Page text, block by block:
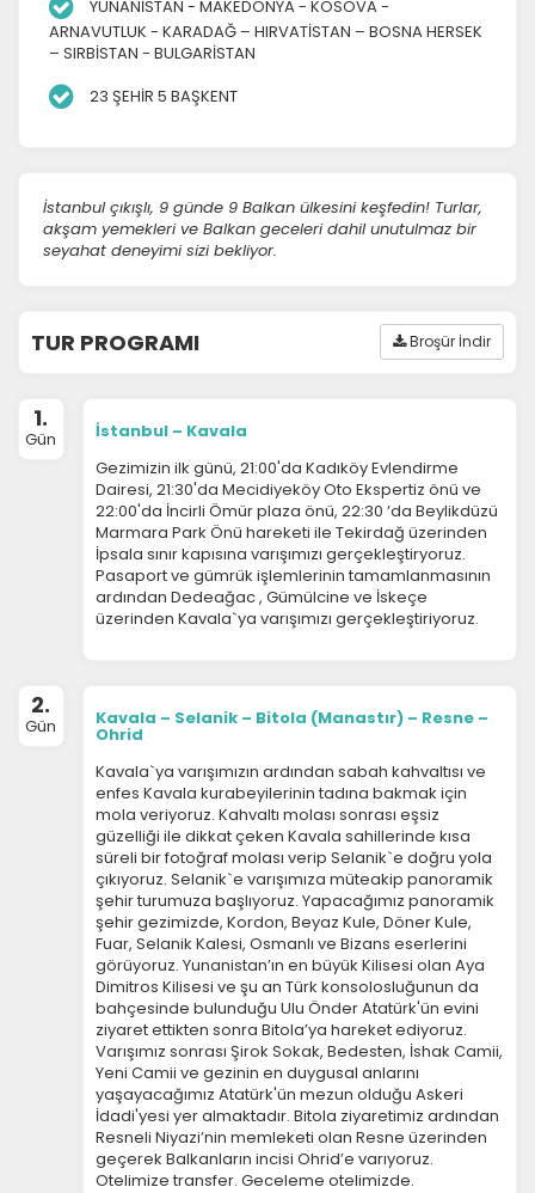
YUNANİSTAN - MAKEDONYA - KOSOVA -
ARNAVUTLUK - KARADAĞ – HIRVATİSTAN – BOSNA HERSEK
– SIRBİSTAN - BULGARİSTAN
23 ŞEHİR 5 BAŞKENT
İstanbul çıkışlı, 9 günde 9 Balkan ülkesini keşfedin! Turlar,
akşam yemekleri ve Balkan geceleri dahil unutulmaz bir
seyahat deneyimi sizi bekliyor.
TUR PROGRAMI Broşür İndir
1.
Gün
İstanbul – Kavala
Gezimizin ilk günü, 21:00'da Kadıköy Evlendirme
Dairesi, 21:30'da Mecidiyeköy Oto Ekspertiz önü ve
22:00'da İncirli Ömür plaza önü, 22:30 ‘da Beylikdüzü
Marmara Park Önü hareketi ile Tekirdağ üzerinden
İpsala sınır kapısına varışımızı gerçekleştiryoruz.
Pasaport ve gümrük işlemlerinin tamamlanmasının
ardından Dedeağac , Gümülcine ve İskeçe
üzerinden Kavala`ya varışımızı gerçekleştiriyoruz.
2.
Gün Kavala – Selanik – Bitola (Manastır) – Resne –
Ohrid
Kavala`ya varışımızın ardından sabah kahvaltısı ve
enfes Kavala kurabeyilerinin tadına bakmak için
mola veriyoruz. Kahvaltı molası sonrası eşsiz
güzelliği ile dikkat çeken Kavala sahillerinde kısa
süreli bir fotoğraf molası verip Selanik`e doğru yola
çıkıyoruz. Selanik`e varışımıza müteakip panoramik
şehir turumuza başlıyoruz. Yapacağımız panoramik
şehir gezimizde, Kordon, Beyaz Kule, Döner Kule,
Fuar, Selanik Kalesi, Osmanlı ve Bizans eserlerini
görüyoruz. Yunanistan’ın en büyük Kilisesi olan Aya
Dimitros Kilisesi ve şu an Türk konsolosluğunun da
bahçesinde bulunduğu Ulu Önder Atatürk'ün evini
ziyaret ettikten sonra Bitola’ya hareket ediyoruz.
Varışımız sonrası Şirok Sokak, Bedesten, İshak Camii,
Yeni Camii ve gezinin en duygusal anlarını
yaşayacağımız Atatürk'ün mezun olduğu Askeri
İdadi'yesi yer almaktadır. Bitola ziyaretimiz ardından
Resneli Niyazi’nin memleketi olan Resne üzerinden
geçerek Balkanların incisi Ohrid’e varıyoruz.
Otelimize transfer. Geceleme otelimizde.